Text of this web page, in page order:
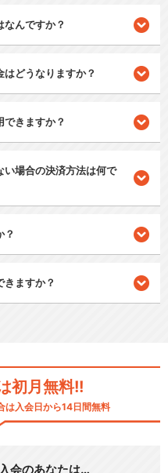
なんですか？
どうなりますか？
できますか？
い場合の決済方法は何で
？
きますか？
初月無料!!
は入会日から14日間無料
会のあなたは…